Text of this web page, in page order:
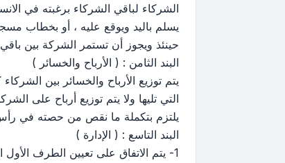
الشركاء لباقي الشركاء برغبته في
يسلم باليد ويوقع عليه ، أو بخطاب
حينئذ ويجوز أن تستمر الشركة بين
البند الثامن : ( الأرباح والخسائر )
يتم توزيع الأرباح والخسائر بين
التي تليها ولا يتم توزيع أرباح على
يلتزم بتكملة ما نقص من حصته في
البند التاسع : ( الإدارة )
1- يتم الاتفاق على تعيين الطرف الأول السيد / .......... كمدير إداري وفني للشركة بمرتب شهري قدره ...... ريال يدفع له نهاية كل شهر هجري .